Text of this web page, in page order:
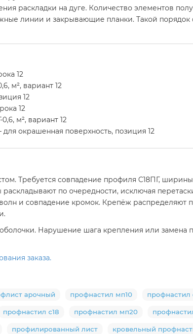
раскладки на дуге. Количество элементов
линии и закрывающие планки. Такой порядок
12
м², вариант 12
12
12
м², вариант 12
окрашенная поверхность, позиция 12
Требуется совпадение профиля С18ПГ,
по очередности, исключая
и совпадение кромок. Крепёж распределяют
Нарушение шага крепления или замена
заказа.
арочный профнастил мп10 профнастил
профнастил с18 профнастил мп20
профилированный лист кровельный